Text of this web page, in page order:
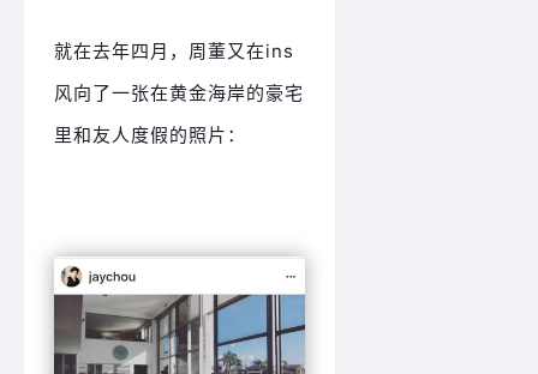
就在去年四月，周董又在ins
风向了一张在黄金海岸的豪宅
里和友人度假的照片：